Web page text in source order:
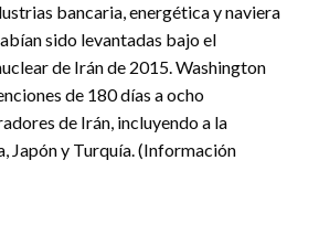
bancaria, energética y naviera
sido levantadas bajo el
de Irán de 2015. Washington
de 180 días a ocho
de Irán, incluyendo a la
Japón y Turquía. (Información